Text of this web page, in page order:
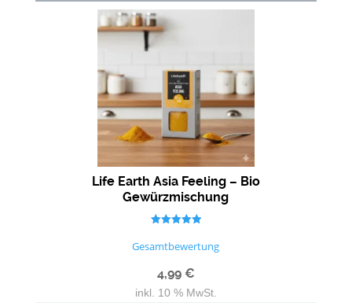
Life Earth Asia Feeling – Bio
Gewürzmischung
5.00
von 5
Gesamtbewertung
4,99 €
inkl. 10 % MwSt.